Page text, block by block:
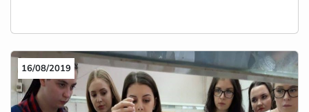
16/08/2019